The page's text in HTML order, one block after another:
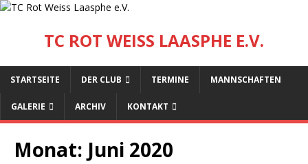
TC ROT WEISS LAASPHE E.V.
STARTSEITE DER CLUB TERMINE MANNSCHAFTEN
GALERIE ARCHIV KONTAKT
Monat: Juni 2020